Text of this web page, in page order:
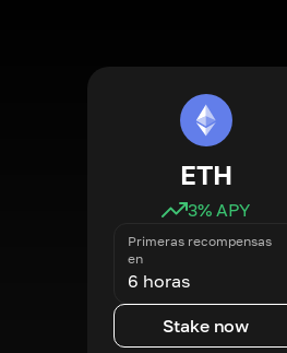
ETH
3% APY
Primeras recompensas
en
6 horas
Stake now